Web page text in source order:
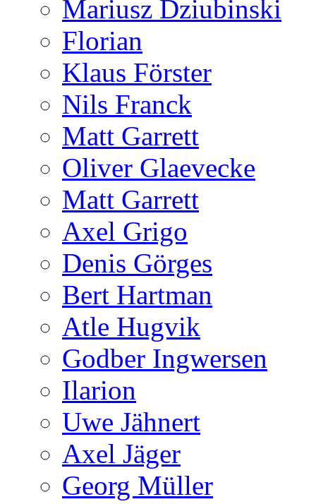
Mariusz Dziubinski
Florian
Klaus Förster
Nils Franck
Matt Garrett
Oliver Glaevecke
Matt Garrett
Axel Grigo
Denis Görges
Bert Hartman
Atle Hugvik
Godber Ingwersen
Ilarion
Uwe Jähnert
Axel Jäger
Georg Müller